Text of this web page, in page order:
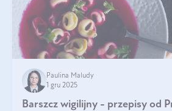
Paulina Maludy
1 gru 2025
Barszcz wigilijny - przepisy od